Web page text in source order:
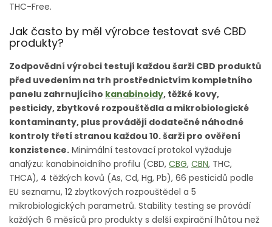
THC-Free.
Jak často by měl výrobce testovat své CBD
produkty?
Zodpovědní výrobci testují každou šarži CBD produktů
před uvedením na trh prostřednictvím kompletního
panelu zahrnujícího kanabinoidy, těžké kovy,
pesticidy, zbytkové rozpouštědla a mikrobiologické
kontaminanty, plus provádějí dodatečné náhodné
kontroly třetí stranou každou 10. šarži pro ověření
konzistence. Minimální testovací protokol vyžaduje
analýzu: kanabinoidního profilu (CBD, CBG, CBN, THC,
THCA), 4 těžkých kovů (As, Cd, Hg, Pb), 66 pesticidů podle
EU seznamu, 12 zbytkových rozpouštědel a 5
mikrobiologických parametrů. Stability testing se provádí
každých 6 měsíců pro produkty s delší expirační lhůtou než